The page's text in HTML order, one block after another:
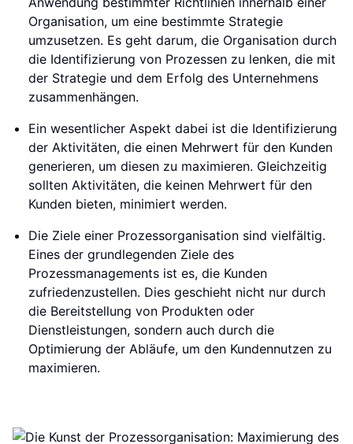
Organisation, um eine bestimmte Strategie
umzusetzen. Es geht darum, die Organisation durch
die Identifizierung von Prozessen zu lenken, die mit
der Strategie und dem Erfolg des Unternehmens
zusammenhängen.
Ein wesentlicher Aspekt dabei ist die Identifizierung
der Aktivitäten, die einen Mehrwert für den Kunden
generieren, um diesen zu maximieren. Gleichzeitig
sollten Aktivitäten, die keinen Mehrwert für den
Kunden bieten, minimiert werden.
Die Ziele einer Prozessorganisation sind vielfältig.
Eines der grundlegenden Ziele des
Prozessmanagements ist es, die Kunden
zufriedenzustellen. Dies geschieht nicht nur durch
die Bereitstellung von Produkten oder
Dienstleistungen, sondern auch durch die
Optimierung der Abläufe, um den Kundennutzen zu
maximieren.